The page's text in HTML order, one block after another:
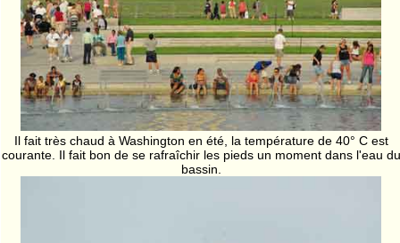
Il fait très chaud à Washington en été, la température de 40° C est
courante. Il fait bon de se rafraîchir les pieds un moment dans l'eau du
bassin.